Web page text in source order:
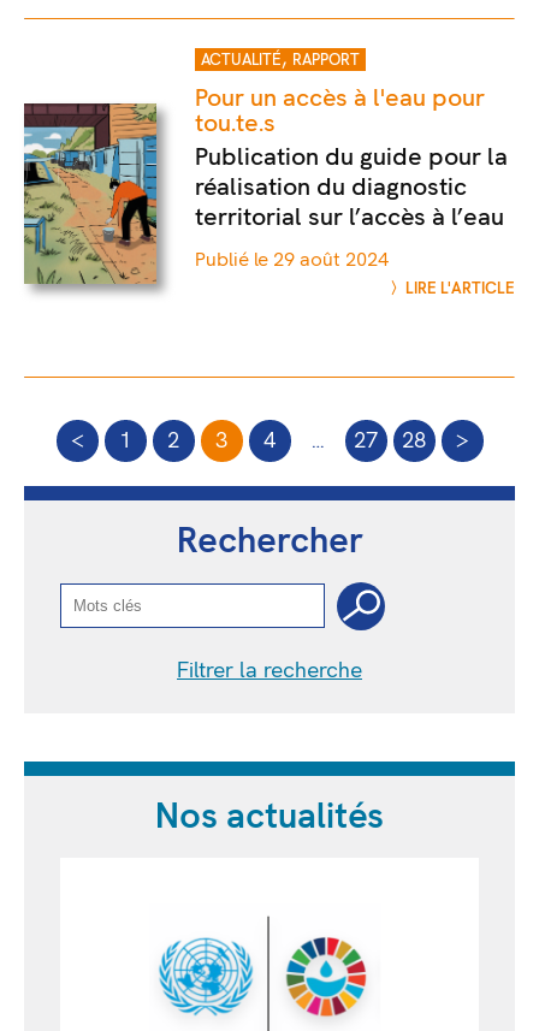
ACTUALITÉ, RAPPORT
Pour un accès à l'eau pour
tou.te.s
Publication du guide pour la
réalisation du diagnostic
territorial sur l’accès à l’eau
Publié le 29 août 2024
LIRE L'ARTICLE
< 1 2 3 4 … 27 28 >
Rechercher
Filtrer la recherche
Nos actualités